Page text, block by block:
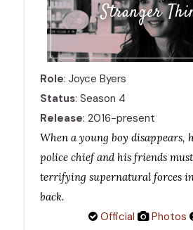
Stranger
Role: Joyce Byers
Status: Season 4
Release: 2016-present
When a young boy disappears,
police chief and his friends
terrifying supernatural forces
back.
Official Photos